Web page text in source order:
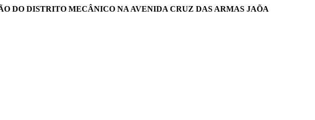
DO DISTRITO MECÂNICO NA AVENIDA CRUZ DAS ARMAS JAÕA